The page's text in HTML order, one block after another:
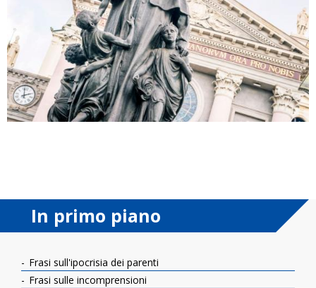
In primo piano
Frasi sull'ipocrisia dei parenti
Frasi sulle incomprensioni